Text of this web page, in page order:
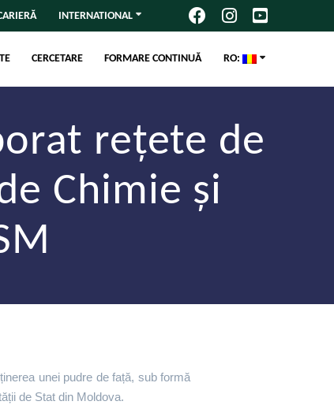
INTERNATIONAL
CERCETARE FORMARE CONTINUĂ RO:
rețete de
Chimie și
unei pudre de față, sub formă
de Stat din Moldova.